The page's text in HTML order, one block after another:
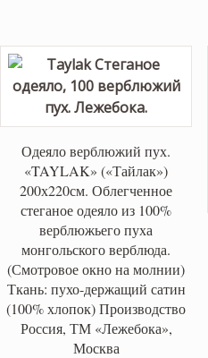
Одеяло верблюжий пух.
«TAYLAK» («Тайлак»)
200х220см. Облегченное
стеганое одеяло из 100%
верблюжьего пуха
монгольского верблюда.
(Смотровое окно на молнии)
Ткань: пухо-держащий сатин
(100% хлопок) Производство
Россия, ТМ «Лежебока»,
Москва